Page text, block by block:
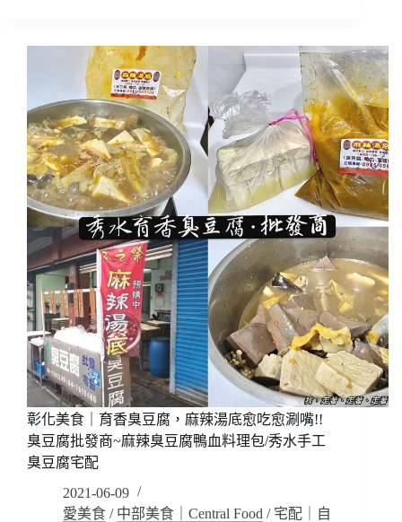
譜
式
檸
檬
魚，
零
失
敗
作
法
簡
單
快
速
上
菜
也
會
哇!!
看
起
彰化美食｜育香臭豆腐，麻辣湯底愈吃愈涮嘴!!
臭豆腐批發商~麻辣臭豆腐鴨血料理包/秀水手工
臭豆腐宅配
2021-06-09
愛美食 / 中部美食｜Central Food / 宅配｜自